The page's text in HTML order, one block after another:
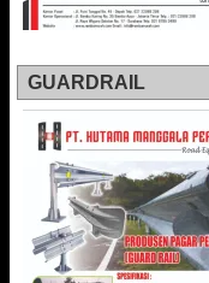
GUARDRAIL